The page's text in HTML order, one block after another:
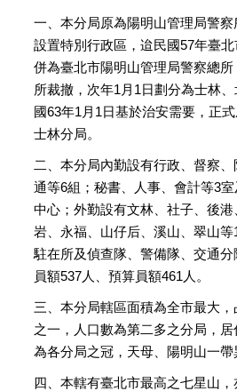
一、本分局原為陽明山管理局警
設置特別行政區，迨民國57年臺
併為臺北市陽明山管理局警察總
所裁撤，次年1月1日劃分為士林
國63年1月1日基於治安需要，正
士林分局。
二、本分局內勤設有行政、督察
通等6組；秘書、人事、會計等3
中心；外勤設有文林、社子、後
岩、永福、山仔后、溪山、翠山
駐在所及偵查隊、警備隊、交通分
員額537人、預算員額461人。
三、本分局轄區面積為全市最大
之一，人口數為第二多之分局，
為各分局之冠，天母、陽明山一帶
四、本轄有臺北市最高之七星山，